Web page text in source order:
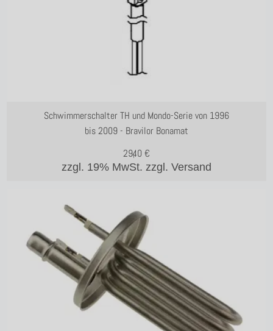
Schwimmerschalter TH und Mondo-Serie von 1996
bis 2009 - Bravilor Bonamat
zzgl. 19% MwSt. zzgl. Versand
29,40 €